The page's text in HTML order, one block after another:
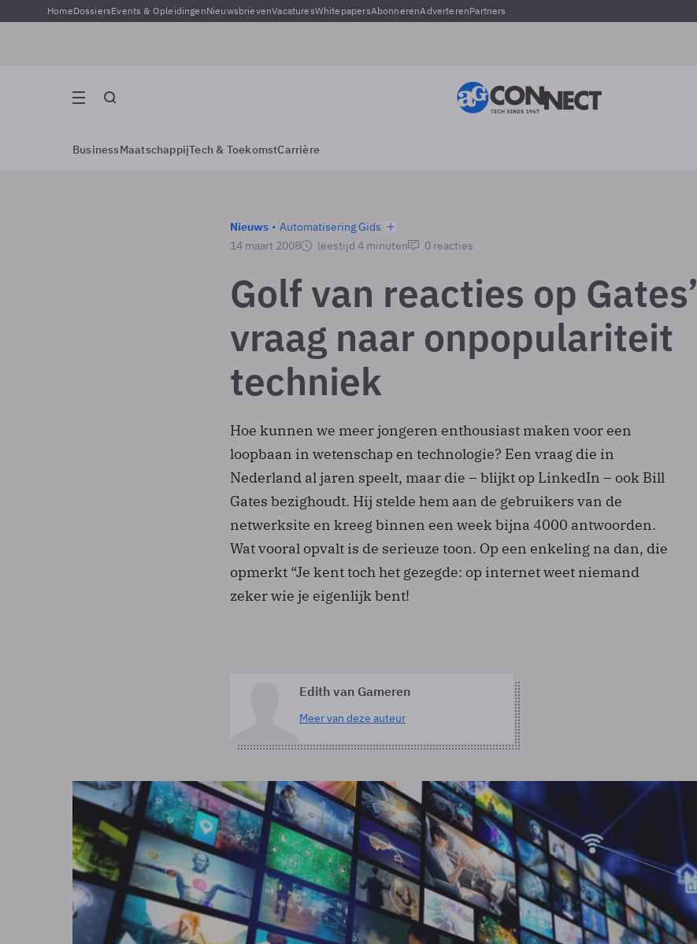
HomeDossiersEvents & OpleidingenNieuwsbrievenVacaturesWhitepapersAbonnerenAdverterenPartners
BusinessMaatschappijTech & ToekomstCarrière
Nieuws
Automatisering Gids
14 maart 2008
leestijd 4 minuten 0 reacties
Golf van reacties op Gates’
vraag naar onpopulariteit
techniek
Hoe kunnen we meer jongeren enthousiast maken voor een
loopbaan in wetenschap en technologie? Een vraag die in
Nederland al jaren speelt, maar die – blijkt op LinkedIn – ook Bill
Gates bezighoudt. Hij stelde hem aan de gebruikers van de
netwerksite en kreeg binnen een week bijna 4000 antwoorden.
Wat vooral opvalt is de serieuze toon. Op een enkeling na dan, die
opmerkt “Je kent toch het gezegde: op internet weet niemand
zeker wie je eigenlijk bent!
Edith van Gameren
Meer van deze auteur